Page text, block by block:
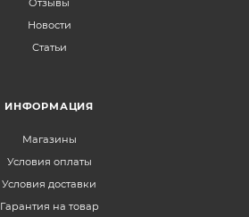
Новости
Статьи
ИНФОРМАЦИЯ
Магазины
Условия оплаты
Условия доставки
Гарантия на товар